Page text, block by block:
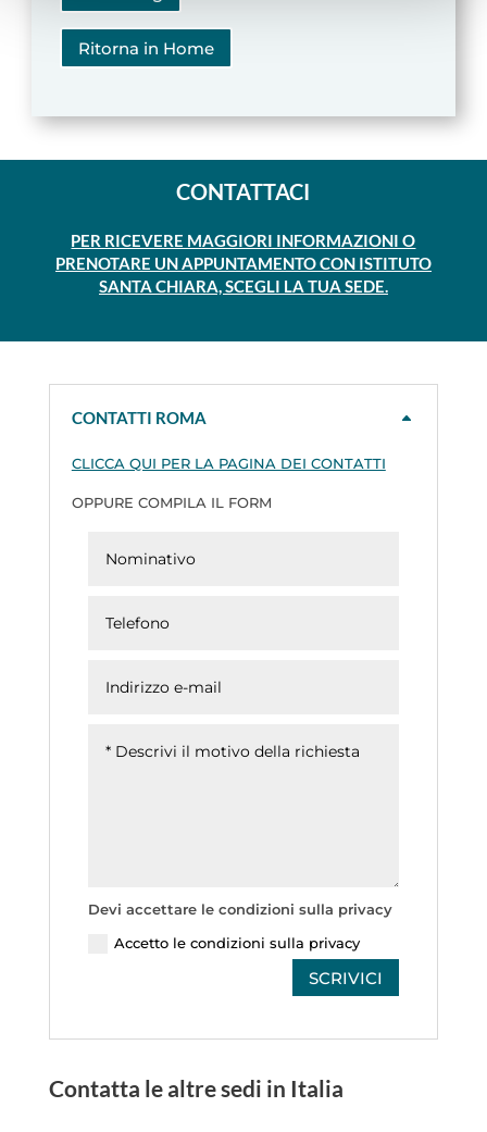
accettare tutti i cookie, rifiutare tutti i cookies o solo quelli
che desideri attivare.
Ritorna in Home
CONTATTACI
PER RICEVERE MAGGIORI INFORMAZIONI O
PRENOTARE UN APPUNTAMENTO CON ISTITUTO
SANTA CHIARA, SCEGLI LA TUA SEDE.
CONTATTI ROMA
CLICCA QUI PER LA PAGINA DEI CONTATTI
OPPURE COMPILA IL FORM
Devi accettare le condizioni sulla privacy
Accetto le condizioni sulla privacy
SCRIVICI
Contatta le altre sedi in Italia